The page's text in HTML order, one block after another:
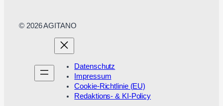
© 2026 AGITANO
Datenschutz
Impressum
Cookie-Richtlinie (EU)
Redaktions- & KI-Policy